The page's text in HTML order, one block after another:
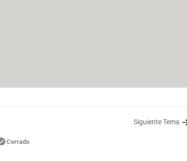
Siguiente Tema
Cerrado